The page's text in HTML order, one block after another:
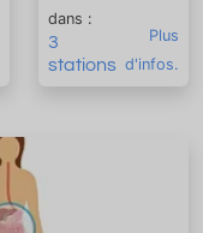
dans :
3
stations
Plus
d'infos.